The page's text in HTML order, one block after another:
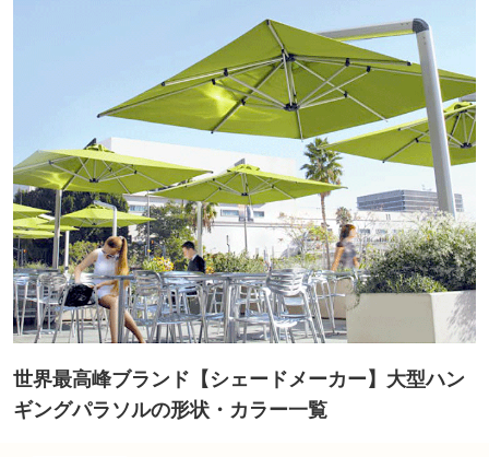
世界最高峰ブランド【シェードメーカー】大型ハン
ギングパラソルの形状・カラー一覧